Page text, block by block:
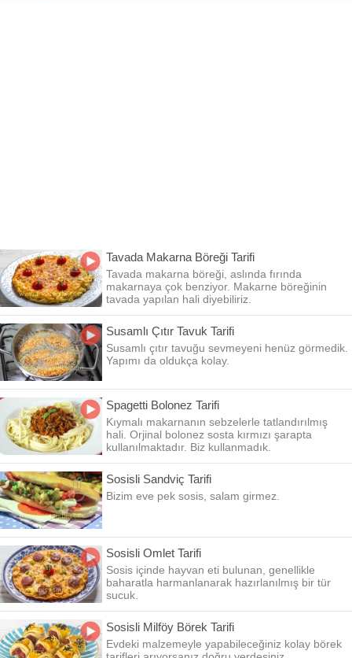
Tavada Makarna Böreği Tarifi
Tavada makarna böreği, aslında fırında
makarnaya çok benziyor. Makarne böreğinin
tavada yapılan hali diyebiliriz.
Susamlı Çıtır Tavuk Tarifi
Susamlı çıtır tavuğu sevmeyeni henüz görmedik.
Yapımı da oldukça kolay.
Spagetti Bolonez Tarifi
Kıymalı makarnanın sebzelerle tatlandırılmış
hali. Orjinal bolonez sosta kırmızı şarapta
kullanılmaktadır. Biz kullanmadık.
Sosisli Sandviç Tarifi
Bizim eve pek sosis, salam girmez.
Sosisli Omlet Tarifi
Sosis içinde hayvan eti bulunan, genellikle
baharatla harmanlanarak hazırlanılmış bir tür
sucuk.
Sosisli Milföy Börek Tarifi
Evdeki malzemeyle yapabileceğiniz kolay börek